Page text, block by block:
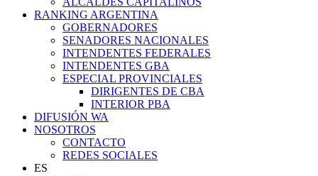
RANKING ARGENTINA
GOBERNADORES
SENADORES NACIONALES
INTENDENTES FEDERALES
INTENDENTES GBA
ESPECIAL PROVINCIALES
DIRIGENTES DE CBA
INTERIOR PBA
DIFUSIÓN WA
NOSOTROS
CONTACTO
REDES SOCIALES
ES